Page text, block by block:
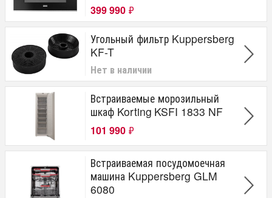
399 990 ₽
Угольный фильтр Kuppersberg
KF-T
Нет в наличии
Встраиваемые морозильный
шкаф Korting KSFI 1833 NF
101 990 ₽
Встраиваемая посудомоечная
машина Kuppersberg GLM
6080